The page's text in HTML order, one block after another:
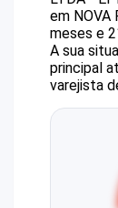
em NOVA
meses e
A sua
principal
varejista